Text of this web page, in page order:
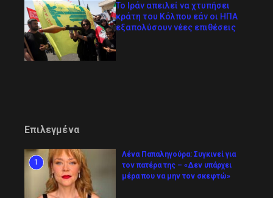
Το Ιράν απειλεί να χτυπήσει
κράτη του Κόλπου εάν οι ΗΠΑ
εξαπολύσουν νέες επιθέσεις
Επιλεγμένα
1
Λένα Παπαληγούρα: Συγκινεί για
τον πατέρα της – «Δεν υπάρχει
μέρα που να μην τον σκεφτώ»